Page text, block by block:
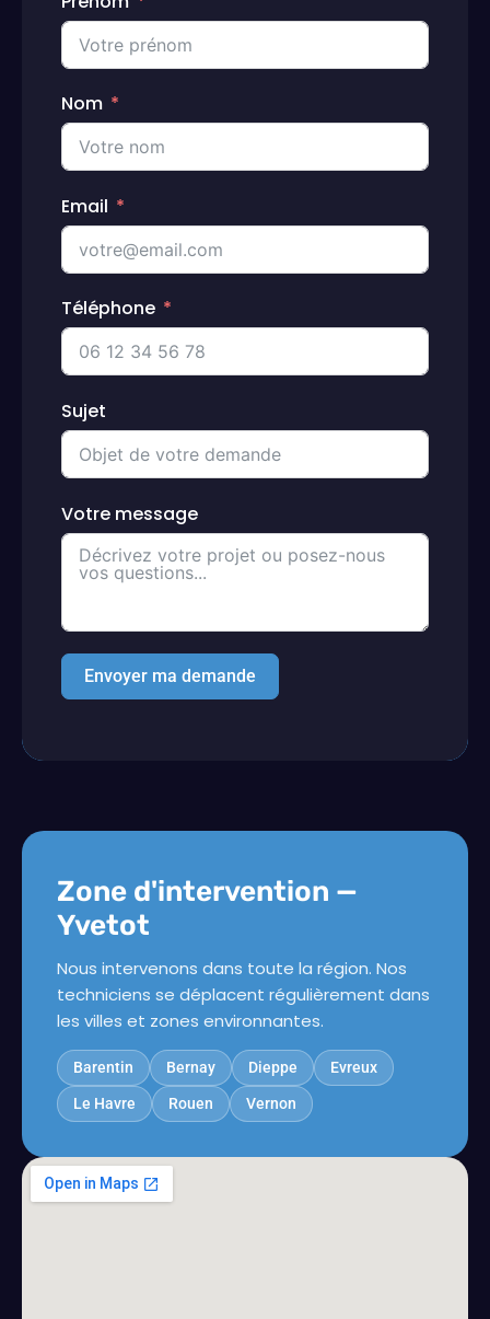
Nom
Email
Téléphone
Sujet
Votre message
Envoyer ma demande
Zone d'intervention —
Yvetot
Nous intervenons dans toute la région. Nos
techniciens se déplacent régulièrement dans
les villes et zones environnantes.
Barentin Bernay Dieppe Evreux
Le Havre Rouen Vernon